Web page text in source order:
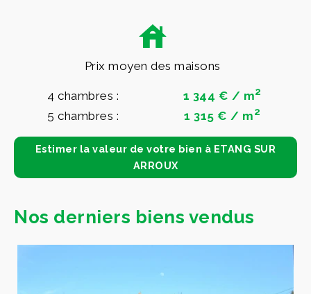
Prix moyen des maisons
4 chambres : 1 344 € / m2
5 chambres : 1 315 € / m2
Estimer la valeur de votre bien à ETANG SUR
ARROUX
Nos derniers biens vendus